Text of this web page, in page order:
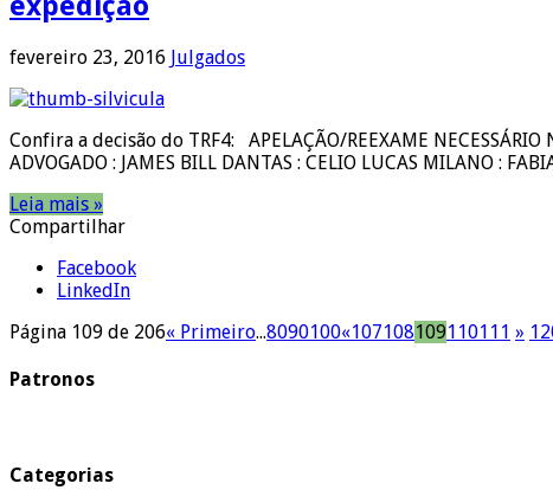
fevereiro 23, 2016 Julgados
Confira a decisão do TRF4: APELAÇÃO/REEXAME NECESSÁRIO
ADVOGADO : JAMES BILL DANTAS : CELIO LUCAS MILANO :
Leia mais »
Compartilhar
Facebook
LinkedIn
Página 109 de 206« Primeiro...8090100«107108109110111 »
Patronos
Categorias